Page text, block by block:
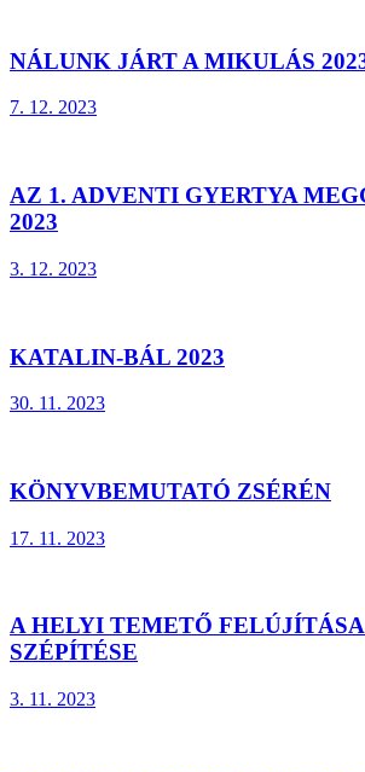
NÁLUNK JÁRT A MIKULÁS
7. 12. 2023
AZ 1. ADVENTI GYERTYA
2023
3. 12. 2023
KATALIN-BÁL 2023
30. 11. 2023
KÖNYVBEMUTATÓ ZSÉRÉN
17. 11. 2023
A HELYI TEMETŐ FELÚJÍTÁSA
SZÉPÍTÉSE
3. 11. 2023